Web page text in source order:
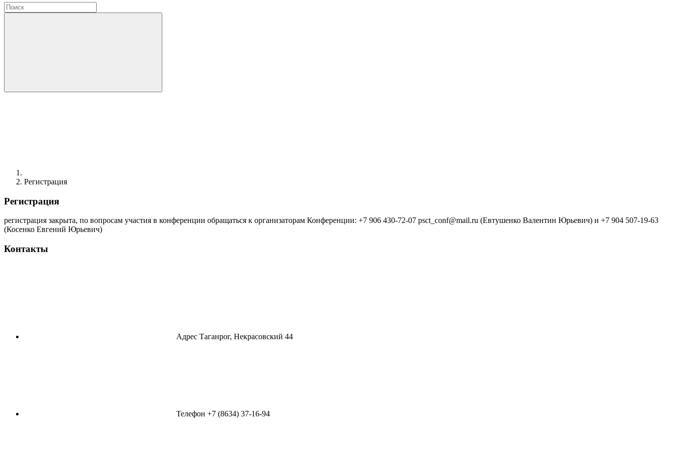
Регистрация
Регистрация
регистрация закрыта, по вопросам участия в конференции обращаться к организаторам Конференции: +7 906 430-72-07 psct_conf@mail.ru (Евтушенко Валентин Юрьевич) и +7 904 507-19-63
(Косенко Евгений Юрьевич)
Контакты
Адрес Таганрог, Некрасовский 44
Телефон +7 (8634) 37-16-94